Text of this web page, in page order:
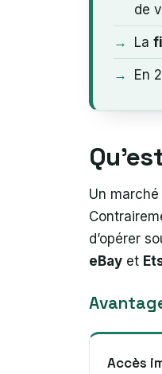
de
La
En
Un
d’opérer
eBay et
Accès